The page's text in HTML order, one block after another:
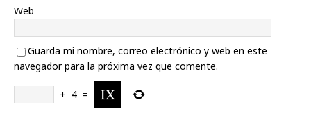
Web
Guarda mi nombre, correo electrónico y web en este
navegador para la próxima vez que comente.
+ 4 =